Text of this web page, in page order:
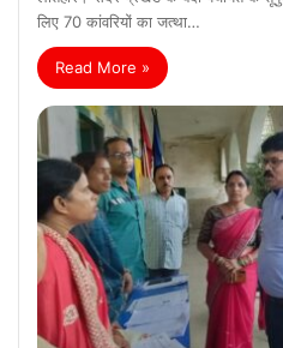
Read More »